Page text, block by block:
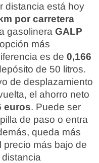
distancia está hoy
por carretera
gasolinera GALP
más
es de 0,166
de 50 litros.
de desplazamiento
el ahorro neto
euros. Puede ser
de paso o entra
queda más
precio más bajo de